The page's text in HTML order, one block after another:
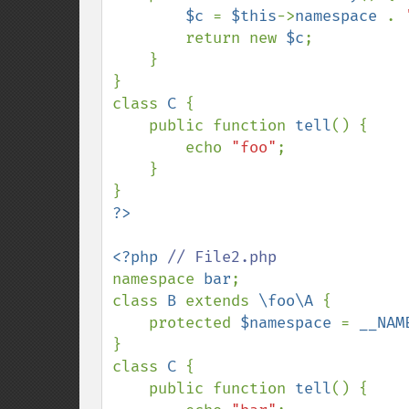
$c = $this->namespace .
        return new
$c;
}
class C {
    public function
tell() {
        echo
"foo" ;
<?php
namespace bar;
class B extends \foo\A {
    protected
$namespace =
}
class C {
    public function
tell() {